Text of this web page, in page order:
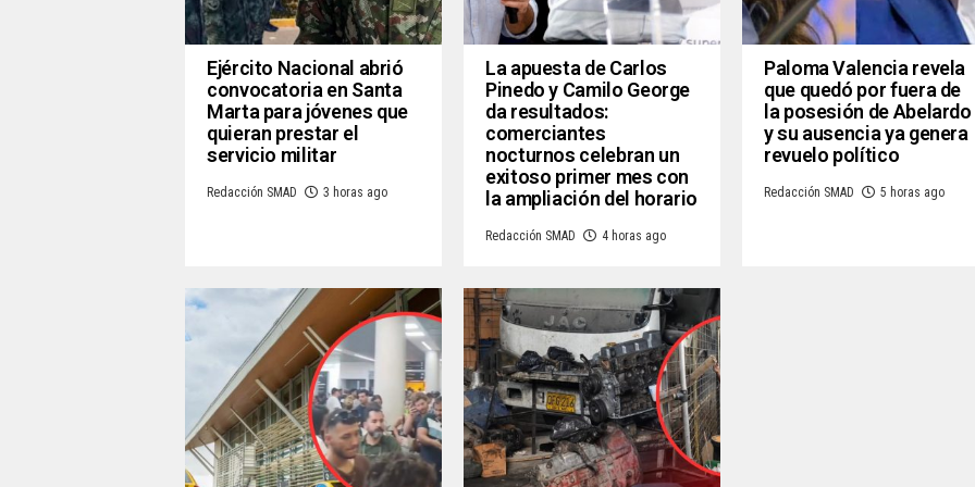
Ejército Nacional abrió
convocatoria en Santa
Marta para jóvenes que
quieran prestar el
servicio militar
Redacción SMAD 3 horas ago
La apuesta de Carlos
Pinedo y Camilo George
da resultados:
comerciantes
nocturnos celebran un
exitoso primer mes con
la ampliación del horario
Redacción SMAD 4 horas ago
Paloma Valencia revela
que quedó por fuera de
la posesión de Abelardo
y su ausencia ya genera
revuelo político
Redacción SMAD 5 horas ago